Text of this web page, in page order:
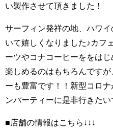
い製作させて頂きました！
サーフィン発祥の地、ハワ
いて嬉しくなりました♪カフ
ーツやコナコーヒーををは
楽しめるのはもちろんです
ーも豊富です！！新型コロ
ンパーティーに是非行きたい
■店舗の情報はこちら↓↓↓